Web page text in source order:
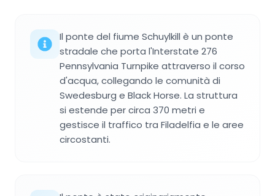
Il ponte del fiume Schuylkill è un ponte
stradale che porta l'Interstate 276
Pennsylvania Turnpike attraverso il corso
d'acqua, collegando le comunità di
Swedesburg e Black Horse. La struttura
si estende per circa 370 metri e
gestisce il traffico tra Filadelfia e le aree
circostanti.